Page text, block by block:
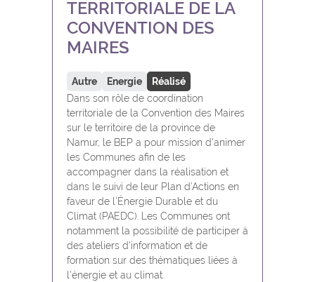
TERRITORIALE DE LA
CONVENTION DES
MAIRES
Autre Energie
Réalisé
Dans son rôle de coordination
territoriale de la Convention des Maires
sur le territoire de la province de
Namur, le BEP a pour mission d'animer
les Communes afin de les
accompagner dans la réalisation et
dans le suivi de leur Plan d’Actions en
faveur de l’Énergie Durable et du
Climat (PAEDC). Les Communes ont
notamment la possibilité de participer à
des ateliers d'information et de
formation sur des thématiques liées à
l'énergie et au climat.